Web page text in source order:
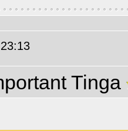
Tinga